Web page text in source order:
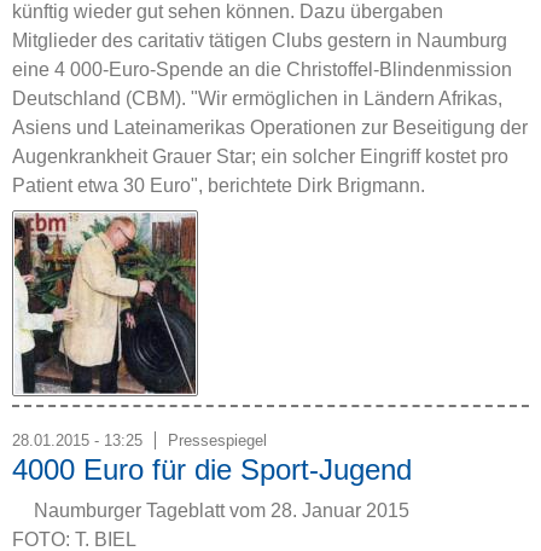
künftig wieder gut sehen können. Dazu übergaben
Mitglieder des caritativ tätigen Clubs gestern in Naumburg
eine 4 000-Euro-Spende an die Christoffel-Blindenmission
Deutschland (CBM). "Wir ermöglichen in Ländern Afrikas,
Asiens und Lateinamerikas Operationen zur Beseitigung der
Augenkrankheit Grauer Star; ein solcher Eingriff kostet pro
Patient etwa 30 Euro", berichtete Dirk Brigmann.
28.01.2015 - 13:25 Pressespiegel
4000 Euro für die Sport-Jugend
Naumburger Tageblatt vom 28. Januar 2015
FOTO: T. BIEL